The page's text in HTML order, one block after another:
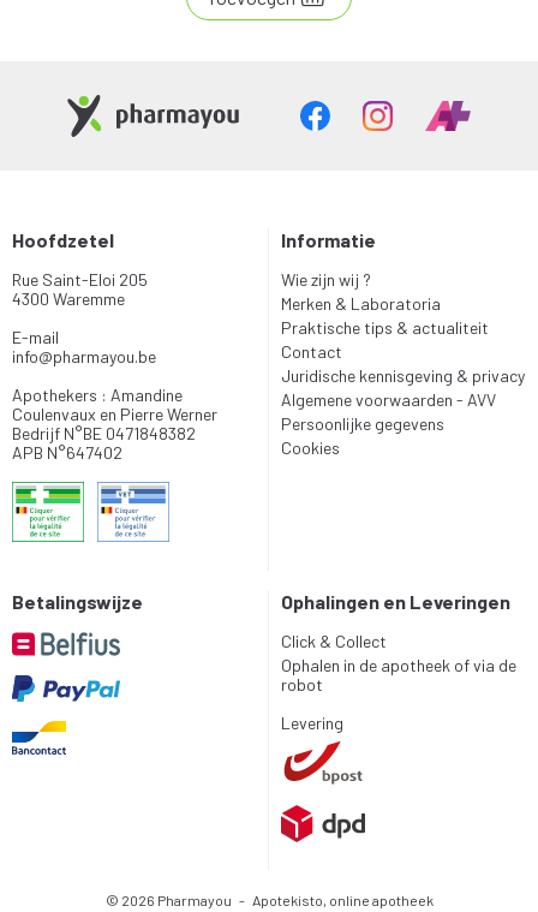
Hoofdzetel
Rue Saint-Eloi 205
4300 Waremme
E-mail
info@pharmayou.be
Apothekers : Amandine
Coulenvaux en Pierre Werner
Bedrijf N°BE 0471848382
APB N°647402
Informatie
Wie zijn wij ?
Merken & Laboratoria
Praktische tips & actualiteit
Contact
Juridische kennisgeving & privacy
Algemene voorwaarden - AVV
Persoonlijke gegevens
Cookies
Betalingswijze Ophalingen en Leveringen
Click & Collect
Ophalen in de apotheek of via de
robot
Levering
© 2026 Pharmayou - Apotekisto, online apotheek